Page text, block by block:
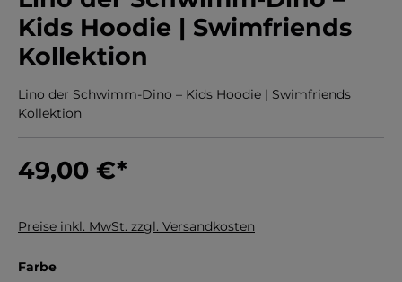
Kids Hoodie | Swimfriends
Kollektion
Lino der Schwimm-Dino – Kids Hoodie | Swimfriends
Kollektion
49,00 €*
Preise inkl. MwSt. zzgl. Versandkosten
Farbeauswählen